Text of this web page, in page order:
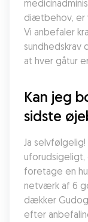
diætbehov, er
Vi anbefaler
sundhedskrav
at hver gåtur
Kan jeg
sidste
Ja
foretage en
netværk af 6
dækker
efter